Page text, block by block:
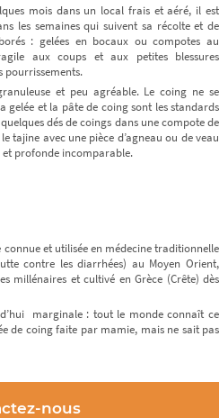
mois dans un local frais et aéré, il est
les semaines qui suivent sa récolte et de
: gelées en bocaux ou compotes au
aux coups et aux petites blessures
pourrissements.
et peu agréable. Le coing ne se
gelée et la pâte de coing sont les standards
dés de coings dans une compote de
tajine avec une pièce d’agneau ou de veau
profonde incomparable.
connue et utilisée en médecine traditionnelle
contre les diarrhées) au Moyen Orient,
millénaires et cultivé en Grèce (Crête) dès
marginale : tout le monde connaît ce
de coing faite par mamie, mais ne sait pas
nous